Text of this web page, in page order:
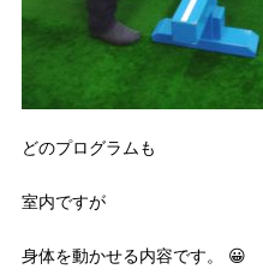
どのプログラムも
室内ですが
身体を動かせる内容です。 😀